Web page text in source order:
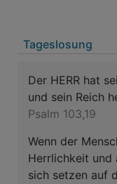
Tageslosung
Der HERR hat
und sein Reich
Psalm 103,19
Wenn der
Herrlichkeit und
sich setzen auf